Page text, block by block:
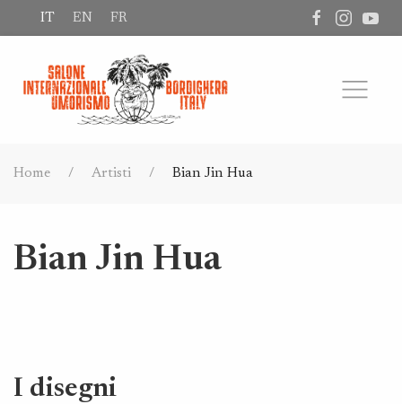
IT EN FR
Home Artisti Bian Jin Hua
Bian Jin Hua
I disegni